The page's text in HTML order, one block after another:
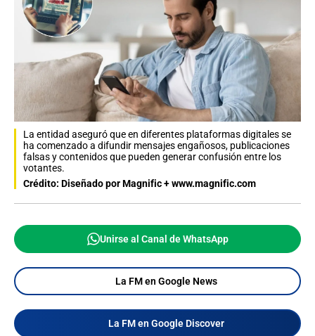
La entidad aseguró que en diferentes plataformas digitales se
ha comenzado a difundir mensajes engañosos, publicaciones
falsas y contenidos que pueden generar confusión entre los
votantes.
Crédito: Diseñado por Magnific + www.magnific.com
Unirse al Canal de WhatsApp
La FM en Google News
La FM en Google Discover